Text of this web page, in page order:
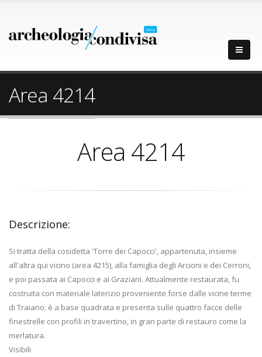
Area 4214
Area 4214
Descrizione:
Si tratta della cosidetta 'Torre dei Capocci', appartenuta, insieme
all'altra qui vicino (area 4215), alla famiglia degli Arcioni e dei Cerroni,
e poi passata ai Capocci e ai Graziani. Attualmente restaurata, fu
costruita con materiale laterizio proveniente forse dalle vicine terme
di Traiano; è a base quadrata e presenta sulle quattro facce delle
finestrelle con profili in travertino, in gran parte di restauro come la
merlatura.
Visibili